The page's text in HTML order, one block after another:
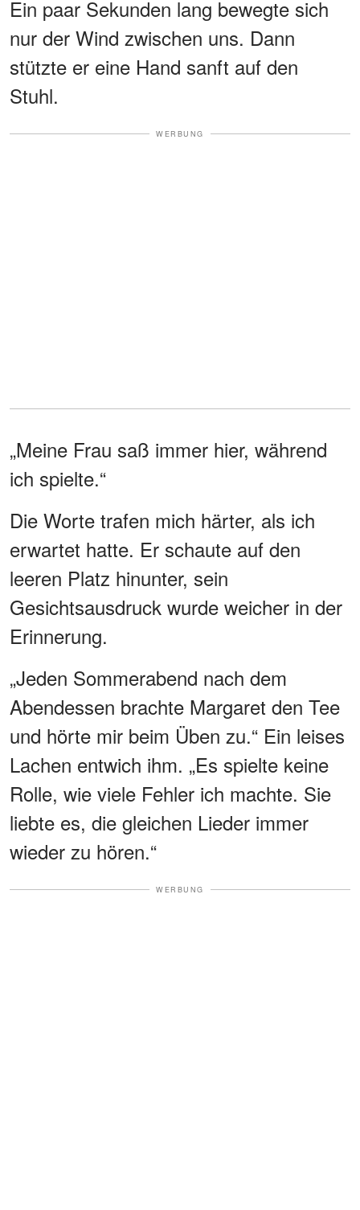
Ein paar Sekunden lang bewegte sich
nur der Wind zwischen uns. Dann
stützte er eine Hand sanft auf den
Stuhl.
WERBUNG
„Meine Frau saß immer hier, während
ich spielte.“
Die Worte trafen mich härter, als ich
erwartet hatte. Er schaute auf den
leeren Platz hinunter, sein
Gesichtsausdruck wurde weicher in der
Erinnerung.
„Jeden Sommerabend nach dem
Abendessen brachte Margaret den Tee
und hörte mir beim Üben zu.“ Ein leises
Lachen entwich ihm. „Es spielte keine
Rolle, wie viele Fehler ich machte. Sie
liebte es, die gleichen Lieder immer
wieder zu hören.“
WERBUNG